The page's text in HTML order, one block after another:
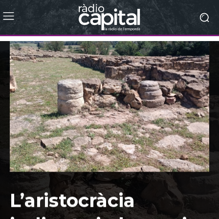
L’aristocràcia